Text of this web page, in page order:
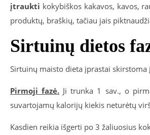
įtraukti kokybiškos kakavos, kavos,
produktų, braškių, tačiau jais
Sirtuinų dietos
Sirtuinų maisto dieta įprastai skirstoma
Pirmoji fazė. Ji trunka 1 sav., o
suvartojamų kalorijų kiekis neturėtų
Kasdien reikia išgerti po 3 žaliuosius